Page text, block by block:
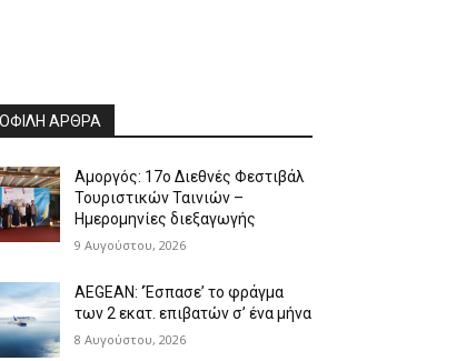
ΑΡΘΡΑ
Αμοργός: 17ο Διεθνές Φεστιβάλ
Τουριστικών Ταινιών –
Ημερομηνίες διεξαγωγής
9 Αυγούστου, 2026
AEGEAN: ‘Έσπασε’ το φράγμα
των 2 εκατ. επιβατών σ’ ένα μήνα
8 Αυγούστου, 2026